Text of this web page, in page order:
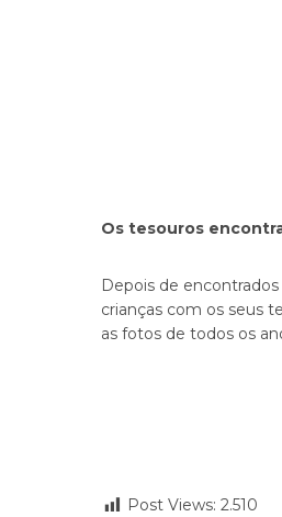
Os tesouros
Depois de
crianças com os seus
as fotos de todos os
Post Views: 2.510